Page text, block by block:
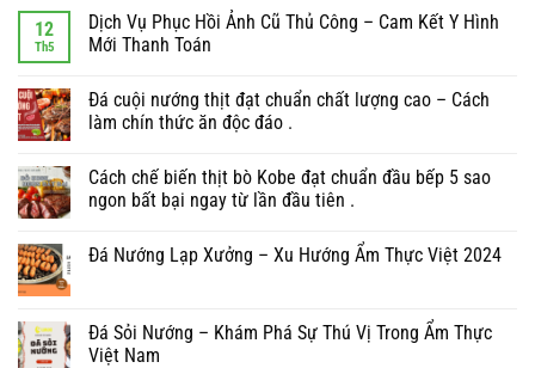
12
Th5
Dịch Vụ Phục Hồi Ảnh Cũ Thủ Công – Cam Kết Y Hình
Mới Thanh Toán
Đá cuội nướng thịt đạt chuẩn chất lượng cao – Cách
làm chín thức ăn độc đáo .
Cách chế biến thịt bò Kobe đạt chuẩn đầu bếp 5 sao
ngon bất bại ngay từ lần đầu tiên .
Đá Nướng Lạp Xưởng – Xu Hướng Ẩm Thực Việt 2024
Đá Sỏi Nướng – Khám Phá Sự Thú Vị Trong Ẩm Thực
Việt Nam